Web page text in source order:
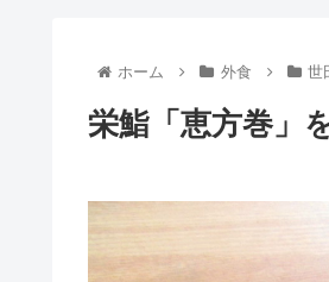
ホーム 外食 世
栄鮨「恵方巻」